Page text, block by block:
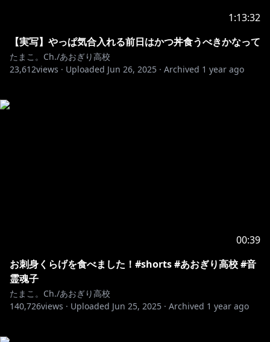
1:13:32
【実写】やっぱ気合入れる前日はかつ丼食うべきかなって
たまこ。Ch./あおぎり高校
23,612views · Uploaded Jun 26, 2025 · Archived 1 year ago
00:39
お刺身くらげを食べました！#shorts #あおぎり高校 #音
霊魂子
たまこ。Ch./あおぎり高校
140,726views · Uploaded Jun 25, 2025 · Archived 1 year ago